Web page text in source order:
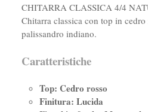
CHITARRA CLASSICA 4/4
Chitarra classica con top in cedro
palissandro indiano.
Caratteristiche
Top: Cedro rosso
Finitura: Lucida